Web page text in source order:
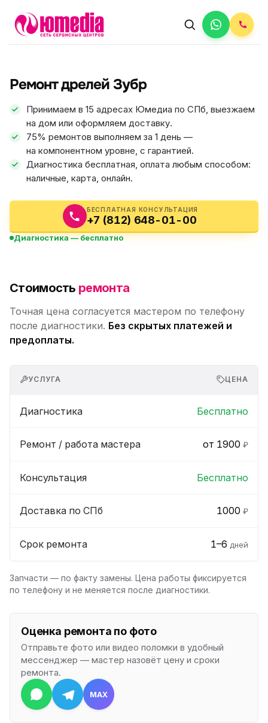
Ремонт дрелей Зубр
Принимаем в 15 адресах Юмедиа по СПб, выезжаем
на дом или оформляем доставку.
75% ремонтов выполняем за 1 день —
на компонентном уровне, с гарантией.
Диагностика бесплатная, оплата любым способом:
наличные, карта, онлайн.
БЕСПЛАТНАЯ КОНСУЛЬТАЦИЯ
+7 (812) 648-01-00
Диагностика — бесплатно
ФИКС ЦЕНА
АВТОРИЗОВАННЫЙ СЕРВИС
Стоимость ремонта
Точная цена согласуется мастером по телефону
после диагностики. Без скрытых платежей и
предоплаты.
УСЛУГА ЦЕНА
Диагностика Бесплатно
Ремонт / работа мастера от 1900 ₽
Консультация Бесплатно
Доставка по СПб 1000 ₽
Срок ремонта 1–6 дней
Запчасти — по факту замены. Цена работы фиксируется
по телефону и не меняется после диагностики.
Оценка ремонта по фото
Отправьте фото или видео поломки в удобный
мессенджер — мастер назовёт цену и сроки
ремонта.
MAX